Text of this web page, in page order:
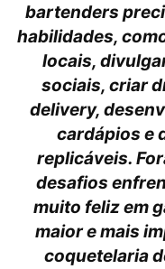
bartenders
habilidades,
locais,
sociais, criar
delivery,
cardápios e
replicáveis.
desafios
muito feliz em
maior e mais
coquetelaria